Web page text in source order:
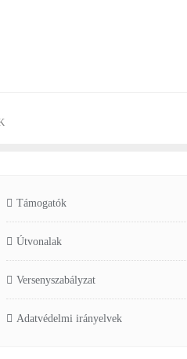
Támogatók
Útvonalak
Versenyszabályzat
Adatvédelmi irányelvek